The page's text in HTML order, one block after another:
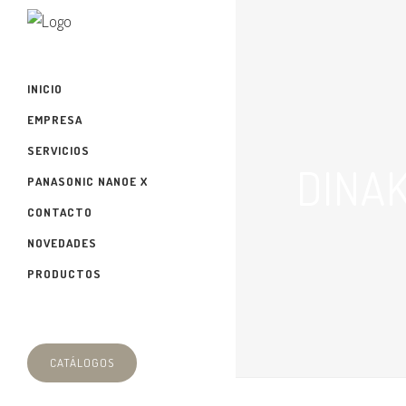
INICIO
EMPRESA
SERVICIOS
PANASONIC NANOE X
CONTACTO
NOVEDADES
PRODUCTOS
CATÁLOGOS